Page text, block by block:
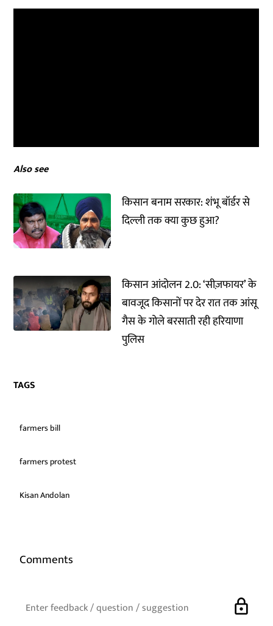
Also see
किसान बनाम सरकार: शंभू बॉर्डर से
दिल्ली तक क्या कुछ हुआ?
किसान आंदोलन 2.0: ‘सीज़फायर’ के
बावजूद किसानों पर देर रात तक आंसू
गैस के गोले बरसाती रही हरियाणा
पुलिस
TAGS
farmers bill
farmers protest
Kisan Andolan
Comments
lock